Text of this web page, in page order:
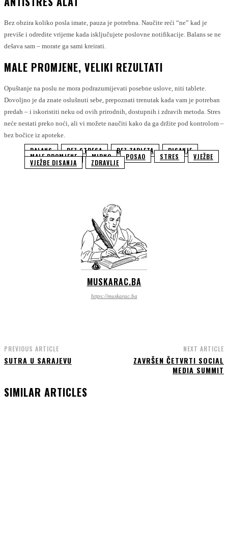
Bez obzira koliko posla imate, pauza je potrebna. Naučite reći “ne” kad je
previše i odredite vrijeme kada isključujete poslovne notifikacije. Balans se ne
dešava sam – morate ga sami kreirati.
MALE PROMJENE, VELIKI REZULTATI
Opuštanje na poslu ne mora podrazumijevati posebne uslove, niti tablete.
Dovoljno je da znate oslušnuti sebe, prepoznati trenutak kada vam je potreban
predah – i iskoristiti neku od ovih prirodnih, dostupnih i zdravih metoda. Stres
neće nestati preko noći, ali vi možete naučiti kako da ga držite pod kontrolom –
bez bočice iz apoteke.
BALANS BEZ STRESA BEZ TABLETA DISANJE
MALE PROMJENE MIRNO POSAO STRES VJEŽBE
VJEŽBE DISANJA ZDRAVLJE
MUSKARAC.BA
https://muskarac.ba
PREVIOUS ARTICLE
SUTRA U SARAJEVU
NEXT ARTICLE
ZAVRŠEN ČETVRTI SOCIAL
MEDIA SUMMIT
SIMILAR ARTICLES